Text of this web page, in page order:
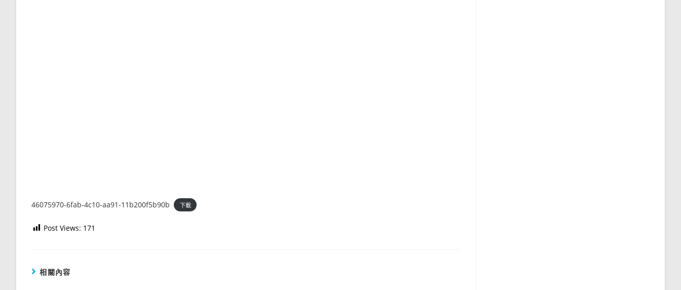
46075970-6fab-4c10-aa91-11b200f5b90b 下載
Post Views: 171
相關內容